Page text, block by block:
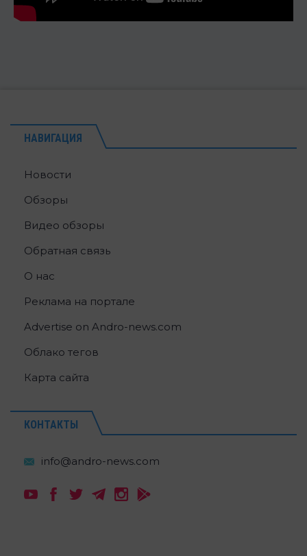
НАВИГАЦИЯ
Новости
Обзоры
Видео обзоры
Обратная связь
О нас
Реклама на портале
Advertise on Andro-news.com
Облако тегов
Карта сайта
КОНТАКТЫ